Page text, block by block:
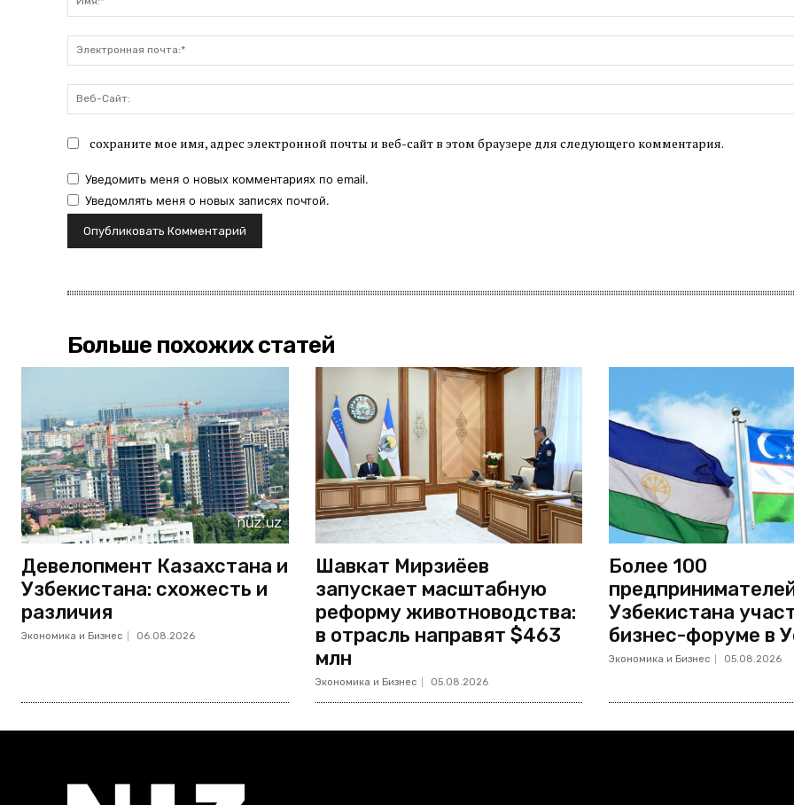
сохраните мое имя, адрес электронной почты и веб-сайт в этом браузере для следующего комментария.
Уведомить меня о новых комментариях по email.
Уведомлять меня о новых записях почтой.
Больше похожих статей
Девелопмент Казахстана и
Узбекистана: схожесть и
различия
Экономика и Бизнес 06.08.2026
Шавкат Мирзиёев
запускает масштабную
реформу животноводства:
в отрасль направят $463
млн
Экономика и Бизнес 05.08.2026
Более 100
Узбекистана
бизнес-форуме в
Экономика и Бизнес 05.08.2026